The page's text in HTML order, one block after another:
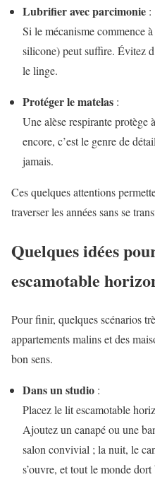
Lubrifier avec parcimonie :
Si le mécanisme commence
silicone) peut suffire. Évitez
le linge.
Protéger le matelas :
Une alèse respirante protège
encore, c’est le genre de
jamais.
Ces quelques attentions
traverser les années sans se
Quelques idées
escamotable
Pour finir, quelques scénarios
appartements malins et des
bon sens.
Dans un studio :
Placez le lit escamotable
Ajoutez un canapé ou une
salon convivial ; la nuit, le
s’ouvre, et tout le monde dort